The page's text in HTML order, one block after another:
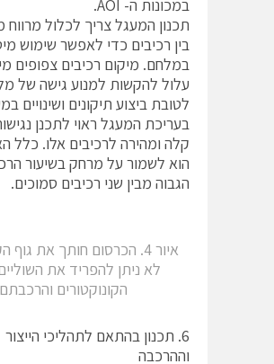
במכונות ה- AOI.
תכנון המעגל צריך לכלול
בין רכיבים כדי לאפשר שימוש
במלחם. מיקום רכיבים צפופים
עלול להקשות למנוע גישה של
לטובת ביצוע תיקונים ושינויים
בעריכת המעגל ראוי לתכנן
קלה ומהירה לרכיבים אלו. כלל
הוא לשמור על מרחק בשיעור
הגבוה מבין שני רכיבים סמוכים.
איור 4. הכרסום חותך את גוף
לא ניתן להפריד את
הקונוקטורים
6. תכנון בהתאם לתהליכי הייצור
וההרכבה